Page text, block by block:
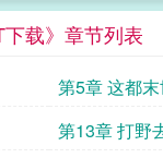
载》章节列表
第5章 这都
墙外怎么可能
第13章 打野